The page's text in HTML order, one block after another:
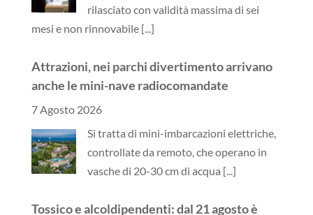
anche le mini-nave radiocomandate
Si tratta di mini-imbarcazioni elettriche,
controllate da remoto, che operano in
Tossico e alcoldipendenti: dal 21 agosto è
possibile la detenzione domiciliare
Chi ne ha diritto, come fare richiesta, il